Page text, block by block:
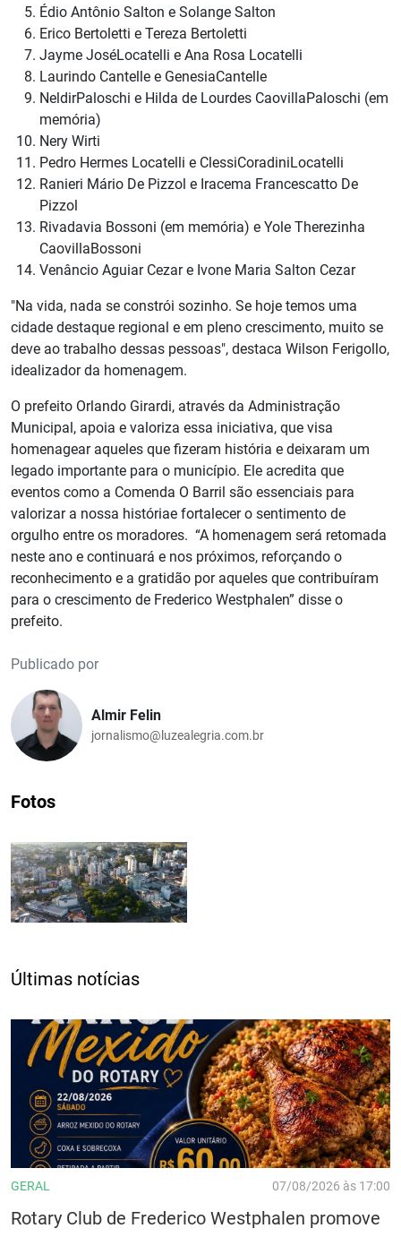
Édio Antônio Salton e Solange Salton
Erico Bertoletti e Tereza Bertoletti
Jayme JoséLocatelli e Ana Rosa Locatelli
Laurindo Cantelle e GenesiaCantelle
NeldirPaloschi e Hilda de Lourdes CaovillaPaloschi (em
memória)
Nery Wirti
Pedro Hermes Locatelli e ClessiCoradiniLocatelli
Ranieri Mário De Pizzol e Iracema Francescatto De
Pizzol
Rivadavia Bossoni (em memória) e Yole Therezinha
CaovillaBossoni
Venâncio Aguiar Cezar e Ivone Maria Salton Cezar
"Na vida, nada se constrói sozinho. Se hoje temos uma
cidade destaque regional e em pleno crescimento, muito se
deve ao trabalho dessas pessoas", destaca Wilson Ferigollo,
idealizador da homenagem.
O prefeito Orlando Girardi, através da Administração
Municipal, apoia e valoriza essa iniciativa, que visa
homenagear aqueles que fizeram história e deixaram um
legado importante para o município. Ele acredita que
eventos como a Comenda O Barril são essenciais para
valorizar a nossa históriae fortalecer o sentimento de
orgulho entre os moradores. “A homenagem será retomada
neste ano e continuará e nos próximos, reforçando o
reconhecimento e a gratidão por aqueles que contribuíram
para o crescimento de Frederico Westphalen” disse o
prefeito.
Publicado por
Almir Felin
jornalismo@luzealegria.com.br
Fotos
Últimas notícias
GERAL 07/08/2026 às 17:00
Rotary Club de Frederico Westphalen promove